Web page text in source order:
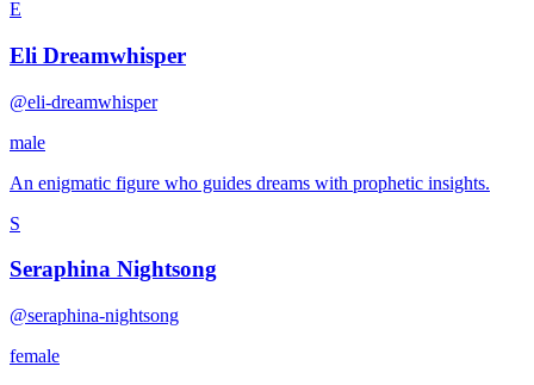
E
Eli Dreamwhisper
@eli-dreamwhisper
male
An enigmatic figure who guides dreams with prophetic insights.
S
Seraphina Nightsong
@seraphina-nightsong
female